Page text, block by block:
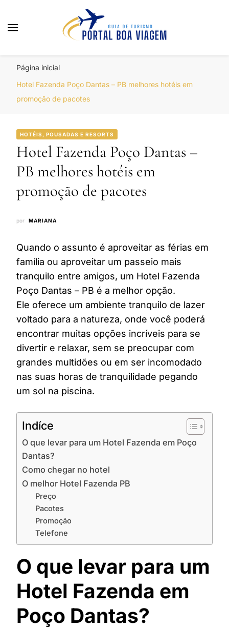
Página inicial
Hotel Fazenda Poço Dantas – PB melhores hotéis em
promoção de pacotes
HOTÉIS, POUSADAS E RESORTS
Hotel Fazenda Poço Dantas –
PB melhores hotéis em
promoção de pacotes
por MARIANA
Quando o assunto é aproveitar as férias em
família ou aproveitar um passeio mais
tranquilo entre amigos, um Hotel Fazenda
Poço Dantas – PB é a melhor opção.
Ele oferece um ambiente tranquilo de lazer
voltado para a natureza, onde você poderá
encontrar muitas opções incríveis para se
divertir e relaxar, sem se preocupar com
grandes multidões ou em ser incomodado
nas suas horas de tranquilidade pegando
um sol na piscina.
Indíce
O que levar para um Hotel Fazenda em Poço
Dantas?
Como chegar no hotel
O melhor Hotel Fazenda PB
Preço
Pacotes
Promoção
Telefone
O que levar para um
Hotel Fazenda em
Poço Dantas?